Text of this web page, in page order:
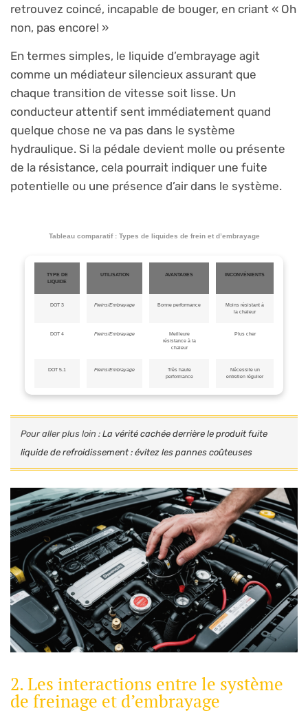
retrouvez coincé, incapable de bouger, en criant « Oh
non, pas encore! »
En termes simples, le liquide d’embrayage agit
comme un médiateur silencieux assurant que
chaque transition de vitesse soit lisse. Un
conducteur attentif sent immédiatement quand
quelque chose ne va pas dans le système
hydraulique. Si la pédale devient molle ou présente
de la résistance, cela pourrait indiquer une fuite
potentielle ou une présence d’air dans le système.
Tableau comparatif : Types de liquides de frein et d’embrayage
TYPE DE
LIQUIDE
UTILISATION AVANTAGES INCONVÉNIENTS
DOT 3 Freins/Embrayage Bonne performance
Moins résistant à
la chaleur
DOT 4 Freins/Embrayage
Meilleure
résistance à la
chaleur
Plus cher
DOT 5.1 Freins/Embrayage
Très haute
performance
Nécessite un
entretien régulier
Pour aller plus loin : La vérité cachée derrière le produit fuite
liquide de refroidissement : évitez les pannes coûteuses
2. Les interactions entre le système
de freinage et d’embrayage